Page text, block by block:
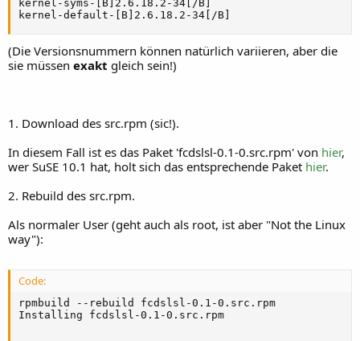
kernel-syms-[B]2.6.18.2-34[/B]
kernel-default-[B]2.6.18.2-34[/B]
(Die Versionsnummern können natürlich variieren, aber die
sie müssen exakt gleich sein!)
1. Download des src.rpm (sic!).
In diesem Fall ist es das Paket 'fcdslsl-0.1-0.src.rpm' von hier,
wer SuSE 10.1 hat, holt sich das entsprechende Paket hier.
2. Rebuild des src.rpm.
Als normaler User (geht auch als root, ist aber "Not the Linux
way"):
Code:
rpmbuild --rebuild fcdslsl-0.1-0.src.rpm
Installing fcdslsl-0.1-0.src.rpm